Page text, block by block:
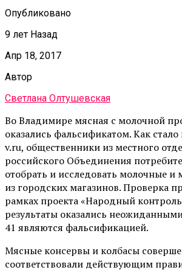
Опубликовано
9 лет Назад
Апр 18, 2017
Автор
Светлана Олтушевская
Во Владимире мясная с молочной
оказались фальсификатом. Как стало
v.ru, общественники из местного
российского Объединения
отобрать и исследовать молочные
из городских магазинов. Проверка
рамках проекта «Народный
результаты оказались
41 являются фальсификацией.
Мясные консервы и колбасы
соответствовали действующим